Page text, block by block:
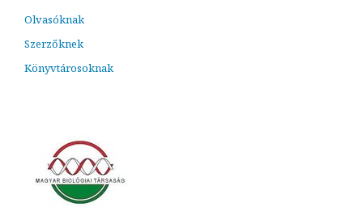
Olvasóknak
Szerzőknek
Könyvtárosoknak